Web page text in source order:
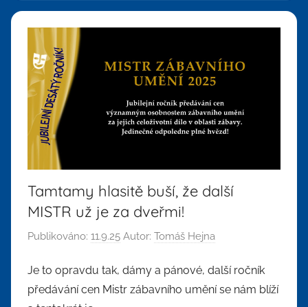
Tamtamy hlasitě buší, že další
MISTR už je za dveřmi!
Publikováno: 11.9.25 Autor: Tomáš Hejna
Je to opravdu tak, dámy a pánové, další ročník
předávání cen Mistr zábavního umění se nám blíží